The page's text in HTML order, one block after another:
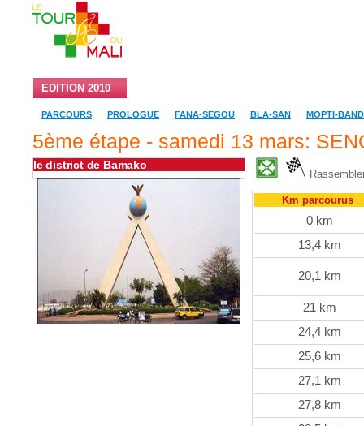
EDITION 2010
PARCOURS PROLOGUE FANA-SEGOU BLA-SAN MOPTI-
5ème étape - samedi 13 mars:
Km parcourus
0 km
13,4 km
20,1 km
21 km
24,4 km
25,6 km
27,1 km
27,8 km
le district de Bamako